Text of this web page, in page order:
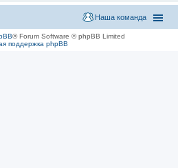
Наша команда
® Forum Software © phpBB Limited
поддержка phpBB